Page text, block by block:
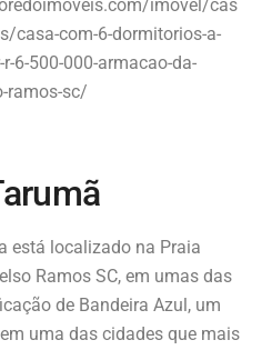
imovel/cas
casa-com-6-dormitorios-a-
6-500-000-armacao-da-
ramos-sc/
está localizado na Praia
Ramos SC, em umas das
de Bandeira Azul, um
uma das cidades que mais